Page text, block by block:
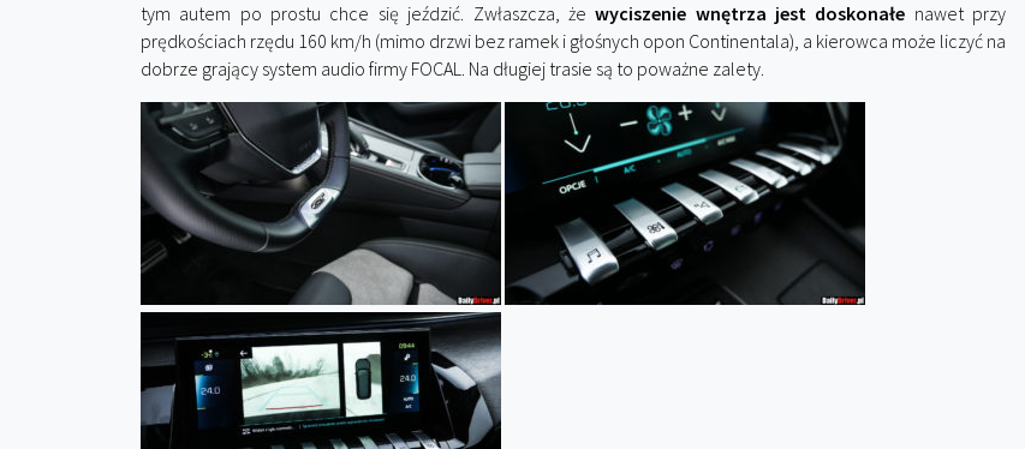
tym autem po prostu chce się jeździć. Zwłaszcza, żewyciszenie wnętrza jest doskonałe nawet przy
prędkościach rzędu 160 km/h (mimo drzwi bez ramek i głośnych opon Continentala), a kierowca może liczyć na
dobrze grający system audio firmy FOCAL. Na długiej trasie są to poważne zalety.